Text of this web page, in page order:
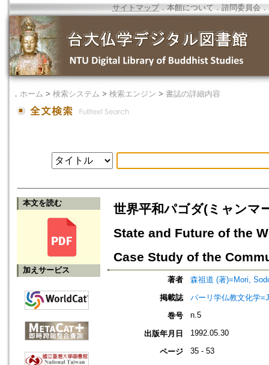
サイトマップ．本館について ． 諮問委員会 ．
． ホーム > 検索システム > 検索エンジン > 書誌の詳細内容
本文を読む
加えサービス
世界平和パゴダ(ミャンマ
State and Future of the
Case Study of the
著者
森祖道 (著)=Mori,
掲載誌
パーリ学仏教文化学
巻号
n.5
出版年月日 1992.05.30
ページ 35 - 53